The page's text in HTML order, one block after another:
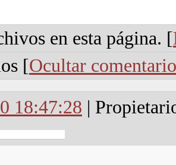
en esta página. [
[Ocultar
18:47:28 |